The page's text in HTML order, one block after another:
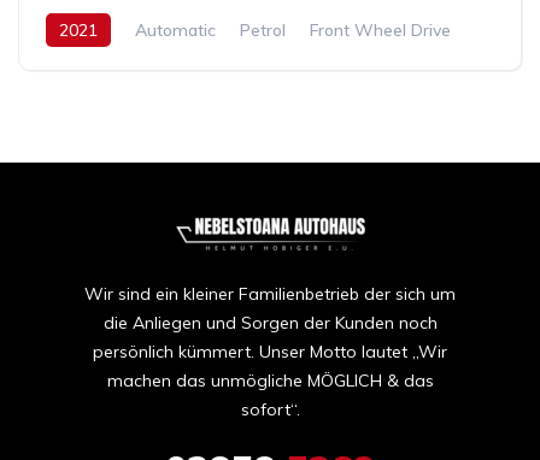
2021 Automatic Petrol Front Wheel Drive
Wir sind ein kleiner Familienbetrieb der sich um
die Anliegen und Sorgen der Kunden noch
persönlich kümmert. Unser Motto lautet „Wir
machen das unmögliche MÖGLICH & das
sofort“.